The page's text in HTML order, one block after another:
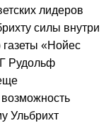
лидеров
силы внутри
«Нойес
Рудольф
Ульбрихт